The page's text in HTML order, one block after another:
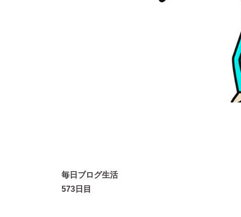
毎日ブログ生活
573日目